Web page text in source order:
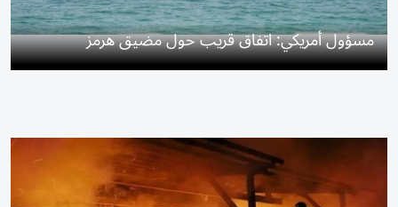
مسؤول أمريكي: اتفاق قريب حول مضيق هرمز